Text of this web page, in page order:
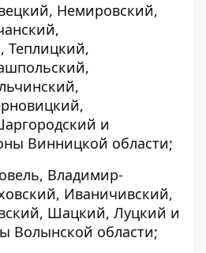
Немировский,
Теплицкий,
и
Винницкой области;
Владимир-
Иваничивский,
Шацкий, Луцкий и
Волынской области;